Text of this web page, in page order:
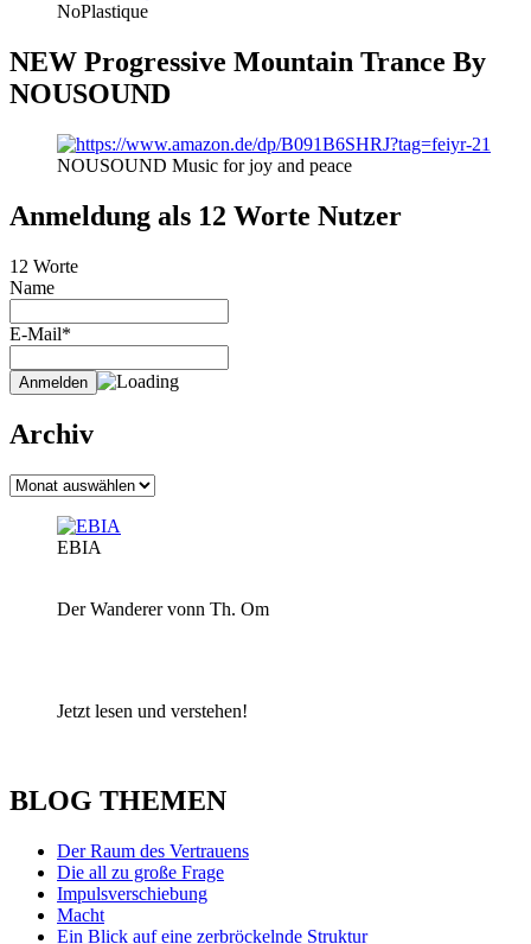
NoPlastique
NEW Progressive Mountain Trance By
NOUSOUND
NOUSOUND Music for joy and peace
Anmeldung als 12 Worte Nutzer
12 Worte
Name
E-Mail*
Archiv
Archiv
EBIA
Der Wanderer vonn Th. Om
Jetzt lesen und verstehen!
BLOG THEMEN
Der Raum des Vertrauens
Die all zu große Frage
Impulsverschiebung
Macht
Ein Blick auf eine zerbröckelnde Struktur